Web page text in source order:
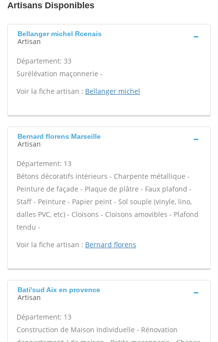
Artisans Disponibles
Bellanger michel Rcenais
Artisan
Département: 33
Surélévation maçonnerie -
Voir la fiche artisan : Bellanger michel
Bernard florens Marseille
Artisan
Département: 13
Bétons décoratifs intérieurs - Charpente métallique -
Peinture de façade - Plaque de plâtre - Faux plafond -
Staff - Peinture - Papier peint - Sol souple (vinyle, lino,
dalles PVC, etc) - Cloisons - Cloisons amovibles - Plafond
tendu -
Voir la fiche artisan : Bernard florens
Bati'sud Aix en provence
Artisan
Département: 13
Construction de Maison Individuelle - Rénovation